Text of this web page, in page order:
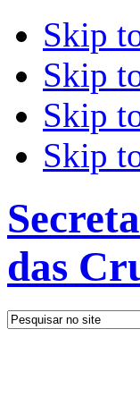
Skip
Skip
Skip
Skip
das